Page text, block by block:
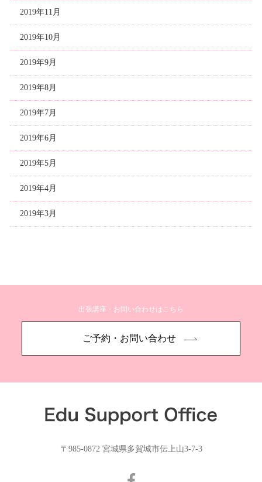
2019年11月
2019年10月
2019年9月
2019年8月
2019年7月
2019年6月
2019年5月
2019年4月
2019年3月
出張講座・お問い合わせはこちら
ご予約・お問い合わせ
〒985-0872 宮城県多賀城市伝上山3-7-3